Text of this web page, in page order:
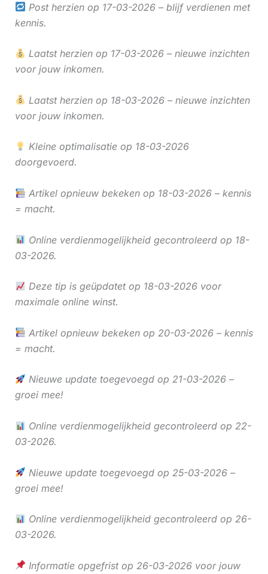
Post herzien op 17-03-2026 – blijf verdienen met
kennis.
Laatst herzien op 17-03-2026 – nieuwe inzichten
voor jouw inkomen.
Laatst herzien op 18-03-2026 – nieuwe inzichten
voor jouw inkomen.
Kleine optimalisatie op 18-03-2026
doorgevoerd.
Artikel opnieuw bekeken op 18-03-2026 – kennis
= macht.
Online verdienmogelijkheid gecontroleerd op 18-
03-2026.
Deze tip is geüpdatet op 18-03-2026 voor
maximale online winst.
Artikel opnieuw bekeken op 20-03-2026 – kennis
= macht.
Nieuwe update toegevoegd op 21-03-2026 –
groei mee!
Online verdienmogelijkheid gecontroleerd op 22-
03-2026.
Nieuwe update toegevoegd op 25-03-2026 –
groei mee!
Online verdienmogelijkheid gecontroleerd op 26-
03-2026.
Informatie opgefrist op 26-03-2026 voor jouw